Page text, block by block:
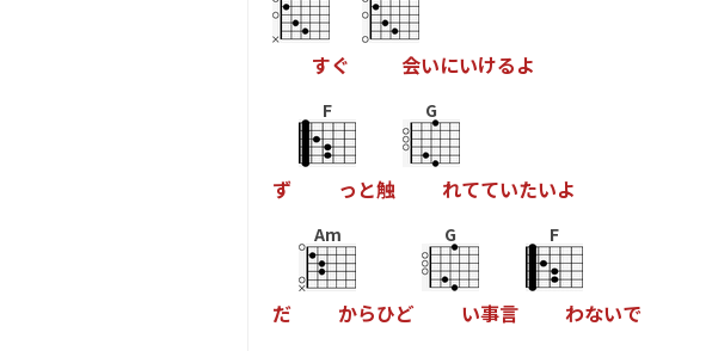
すぐ 会いにいけるよ
ず
F
っ と触
G
れてていたいよ
だ
Am
からひど
G
い事言
F
わないで